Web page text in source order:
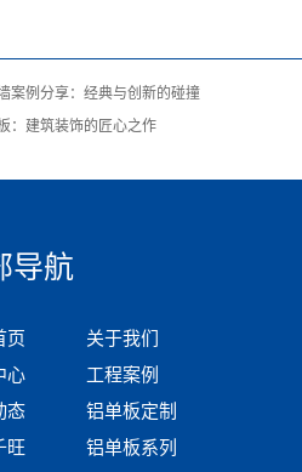
案例分享：经典与创新的碰撞
：建筑装饰的匠心之作
导航
页
关于我们
心
工程案例
态
铝单板定制
旺
铝单板系列